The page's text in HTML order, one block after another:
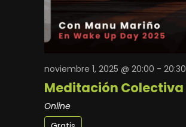
noviembre 1, 2025 @ 20:00 - 20:30
Meditación Colectiva
Online